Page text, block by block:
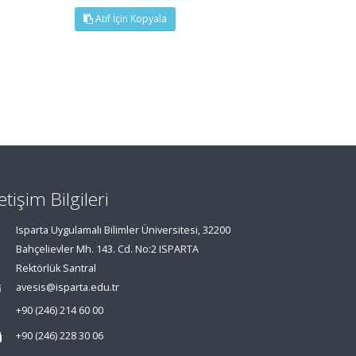
Atıf İçin Kopyala
Bilgileri
Isparta Uygulamalı Bilimler Üniversitesi, 32200
Bahçelievler Mh. 143. Cd. No:2 ISPARTA
Rektörlük Santral
avesis@isparta.edu.tr
+90 (246) 214 60 00
+90 (246) 228 30 06